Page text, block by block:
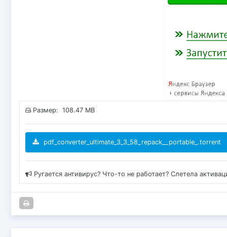
Размер: 108.47 MB
pdf_converter_ultimate_3_3_58_repack__portable_.torrent
Ругается антивирус? Что-то не работает? Слетела